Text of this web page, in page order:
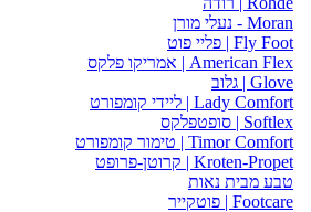
Moran - נעלי מורן
Fly Foot | פליי פוט
American Flex | אמריקו פלקס
Glove | גלוב
Lady Comfort | ליידי קומפורט
Softlex | סופטפלקס
Timor Comfort | טימור קומפורט
Kroten-Propet | קרוטן-פרופט
טבע מבית נאות
Footcare | פוטקייר